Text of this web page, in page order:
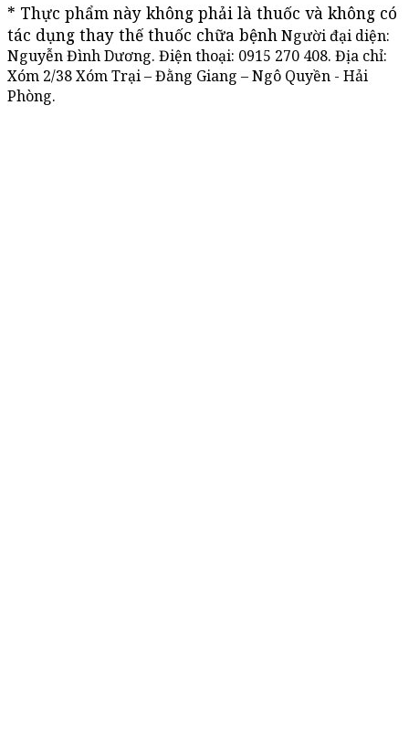
* Thực phẩm này không phải là thuốc và không có
tác dụng thay thế thuốc chữa bệnh Người đại diện:
Nguyễn Đình Dương. Điện thoại: 0915 270 408. Địa chỉ:
Xóm 2/38 Xóm Trại – Đằng Giang – Ngô Quyền - Hải
Phòng.